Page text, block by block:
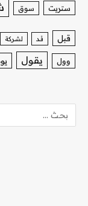
ستريت سوق
قبل قد لشركة
وول يقول